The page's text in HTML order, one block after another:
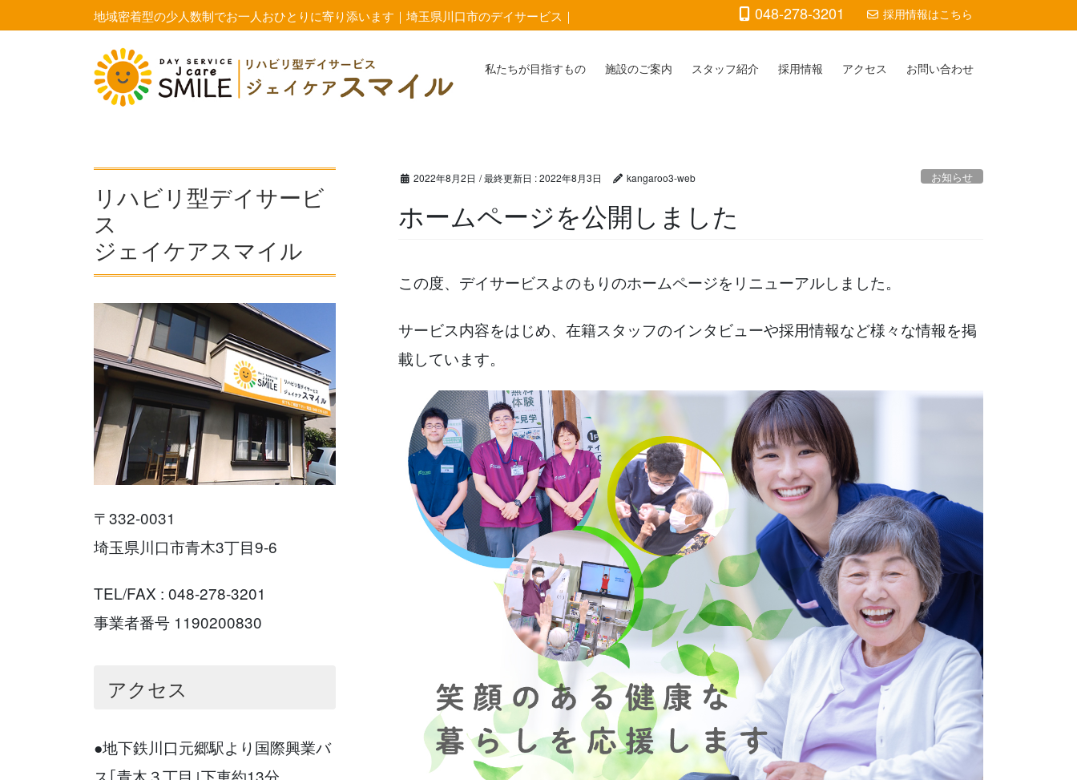
ン
ビ
地域密着型の少人数制でお一人おひとりに寄り添います｜埼玉県川口市のデイサービス｜ 048-278-3201 採用情報はこちら
私たちが目指すもの 施設のご案内 スタッフ紹介 採用情報 アクセス お問い合わせ
2022年8月2日 / 最終更新日 :2022年8月3日 kangaroo3-web お知らせ
ホームページを公開しました
この度、デイサービスよのもりのホームページをリニューアルしました。
サービス内容をはじめ、在籍スタッフのインタビューや採用情報など様々な情報を掲
載しています。
リハビリ型デイサービ
ス
ジェイケアスマイル
〒332-0031
埼玉県川口市青木3丁目9-6
TEL/FAX : 048-278-3201
事業者番号 1190200830
アクセス
●地下鉄川口元郷駅より国際興業バ
ス｢青木３丁目｣下車約13分